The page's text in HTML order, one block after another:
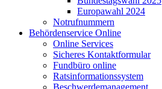
Europawahl 2024
Notrufnummern
Behördenservice Online
Online Services
Sicheres Kontaktformular
Fundbüro online
Ratsinformationssystem
Beschwerdemanagement